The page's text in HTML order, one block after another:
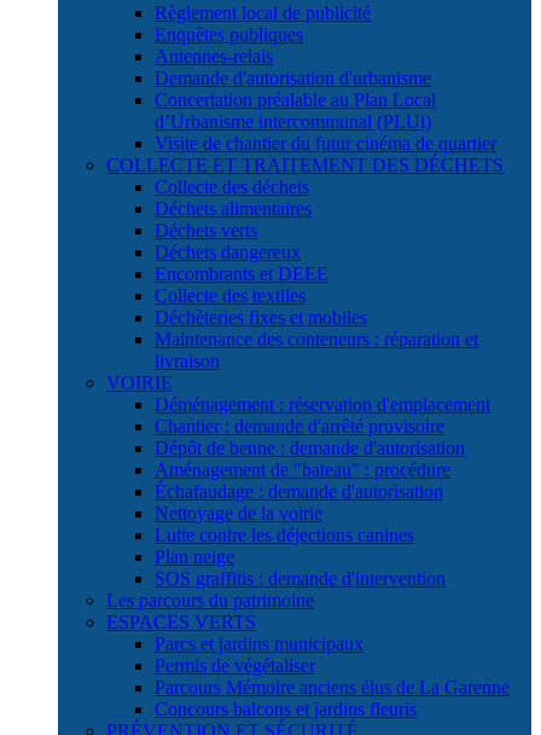
Règlement local de publicité
Enquêtes publiques
Antennes-relais
Demande d'autorisation d'urbanisme
Concertation préalable au Plan Local
d’Urbanisme intercommunal (PLUi)
Visite de chantier du futur cinéma de quartier
COLLECTE ET TRAITEMENT DES DÉCHETS
Collecte des déchets
Déchets alimentaires
Déchets verts
Déchets dangereux
Encombrants et DEEE
Collecte des textiles
Déchèteries fixes et mobiles
Maintenance des conteneurs : réparation et
livraison
VOIRIE
Déménagement : réservation d'emplacement
Chantier : demande d'arrêté provisoire
Dépôt de benne : demande d'autorisation
Aménagement de "bateau" : procédure
Échafaudage : demande d'autorisation
Nettoyage de la voirie
Lutte contre les déjections canines
Plan neige
SOS graffitis : demande d'intervention
Les parcours du patrimoine
ESPACES VERTS
Parcs et jardins municipaux
Permis de végétaliser
Parcours Mémoire anciens élus de La Garenne
Concours balcons et jardins fleuris
PRÉVENTION ET SÉCURITÉ